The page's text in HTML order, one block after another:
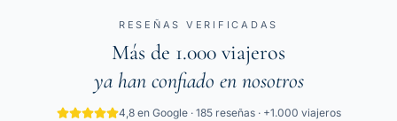
RESEÑAS VERIFICADAS
Más de 1.000 viajeros
ya han confiado en nosotros
4,8 en Google · 185 reseñas · +1.000 viajeros